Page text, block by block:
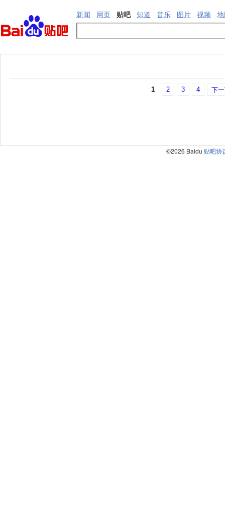
新闻 网页 贴吧 知道 音乐 图片 视频
1 2 3 4 下
©2026 Baidu 贴吧协